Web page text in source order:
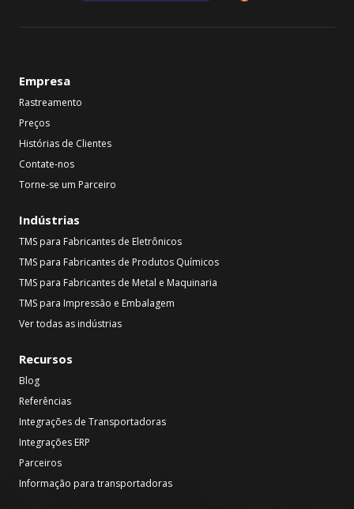
Empresa
Rastreamento
Preços
Histórias de Clientes
Contate-nos
Torne-se um Parceiro
Indústrias
TMS para Fabricantes de Eletrônicos
TMS para Fabricantes de Produtos Químicos
TMS para Fabricantes de Metal e Maquinaria
TMS para Impressão e Embalagem
Ver todas as indústrias
Recursos
Blog
Referências
Integrações de Transportadoras
Integrações ERP
Parceiros
Informação para transportadoras